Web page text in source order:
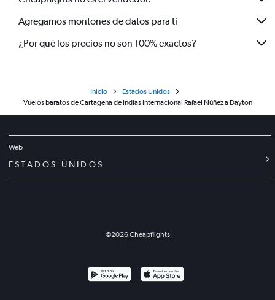
Agregamos montones de datos para ti
¿Por qué los precios no son 100% exactos?
Inicio
Estados Unidos
Vuelos baratos de Cartagena de Indias Internacional Rafael Núñez a Dayton
Web
ESTADOS UNIDOS
©2026Cheapflights